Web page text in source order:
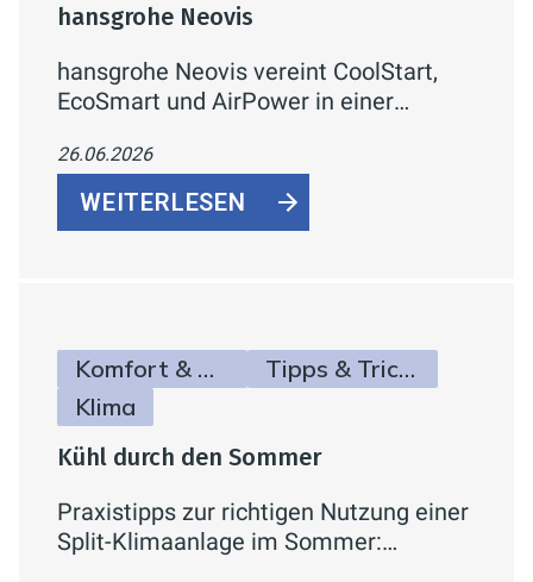
hansgrohe Neovis
hansgrohe Neovis vereint CoolStart,
EcoSmart und AirPower in einer
Dusche und Badewanne –
energiesparend, wassereffizient und
komfortabel.
26.06.2026
WEITERLESEN
Komfort & Hygiene
Tipps & Tricks
Klima
Kühl durch den Sommer
Praxistipps zur richtigen Nutzung einer
Split-Klimaanlage im Sommer: